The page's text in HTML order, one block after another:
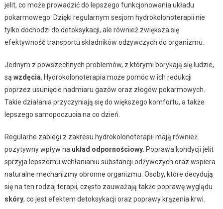
jelit, co może prowadzić do lepszego funkcjonowania układu
pokarmowego. Dzięki regularnym sesjom hydrokolonoterapii nie
tylko dochodzi do detoksykacji, ale również zwiększa się
efektywność transportu składników odżywczych do organizmu.
Jednym z powszechnych problemów, z którymi borykają się ludzie,
są wzdęcia . Hydrokolonoterapia może pomóc w ich redukcji
poprzez usunięcie nadmiaru gazów oraz złogów pokarmowych.
Takie działania przyczyniają się do większego komfortu, a także
lepszego samopoczucia na co dzień.
Regularne zabiegi z zakresu hydrokolonoterapii mają również
pozytywny wpływ na układ odpornościowy. Poprawa kondycji jelit
sprzyja lepszemu wchłanianiu substancji odżywczych oraz wspiera
naturalne mechanizmy obronne organizmu. Osoby, które decydują
się na ten rodzaj terapii, często zauważają także poprawę wyglądu
skóry, co jest efektem detoksykacji oraz poprawy krążenia krwi.